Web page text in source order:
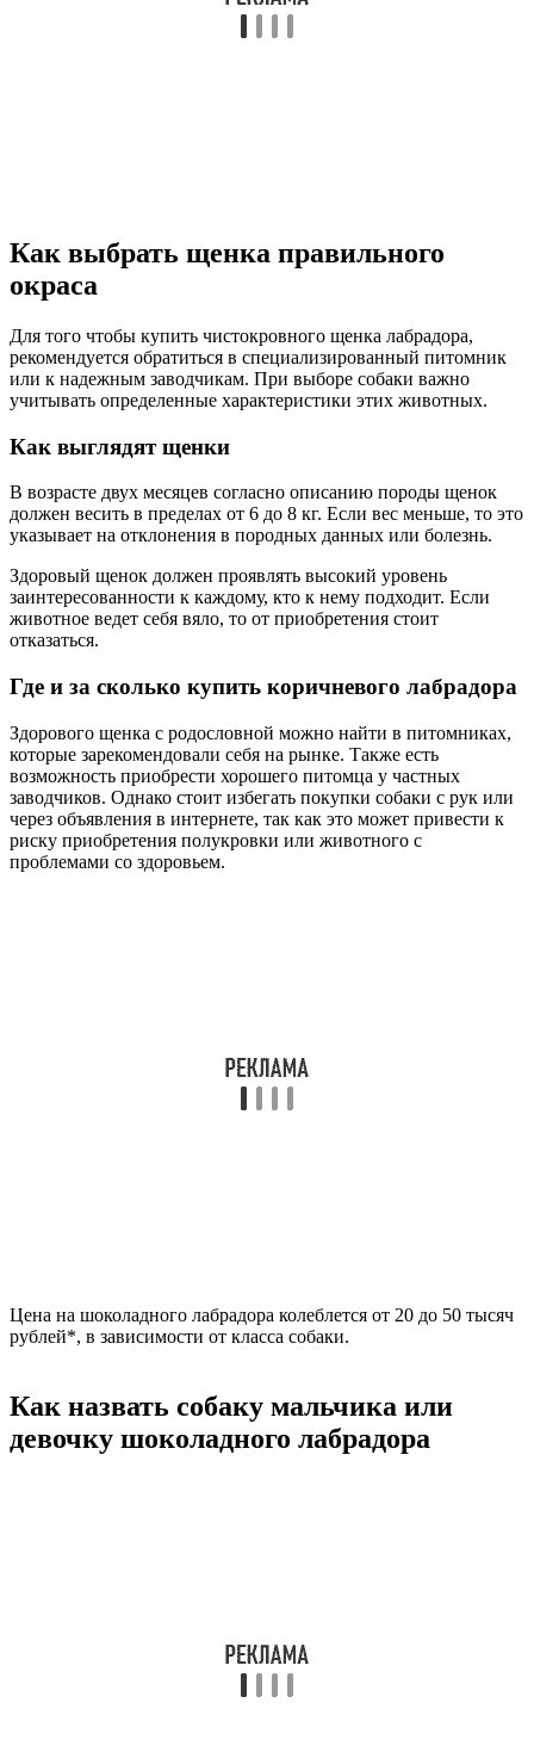
Как выбрать щенка правильного
окраса
Для того чтобы купить чистокровного щенка лабрадора,
рекомендуется обратиться в специализированный питомник
или к надежным заводчикам. При выборе собаки важно
учитывать определенные характеристики этих животных.
Как выглядят щенки
В возрасте двух месяцев согласно описанию породы щенок
должен весить в пределах от 6 до 8 кг. Если вес меньше, то это
указывает на отклонения в породных данных или болезнь.
Здоровый щенок должен проявлять высокий уровень
заинтересованности к каждому, кто к нему подходит. Если
животное ведет себя вяло, то от приобретения стоит
отказаться.
Где и за сколько купить коричневого лабрадора
Здорового щенка с родословной можно найти в питомниках,
которые зарекомендовали себя на рынке. Также есть
возможность приобрести хорошего питомца у частных
заводчиков. Однако стоит избегать покупки собаки с рук или
через объявления в интернете, так как это может привести к
риску приобретения полукровки или животного с
проблемами со здоровьем.
Цена на шоколадного лабрадора колеблется от 20 до 50 тысяч
рублей*, в зависимости от класса собаки.
Как назвать собаку мальчика или
девочку шоколадного лабрадора